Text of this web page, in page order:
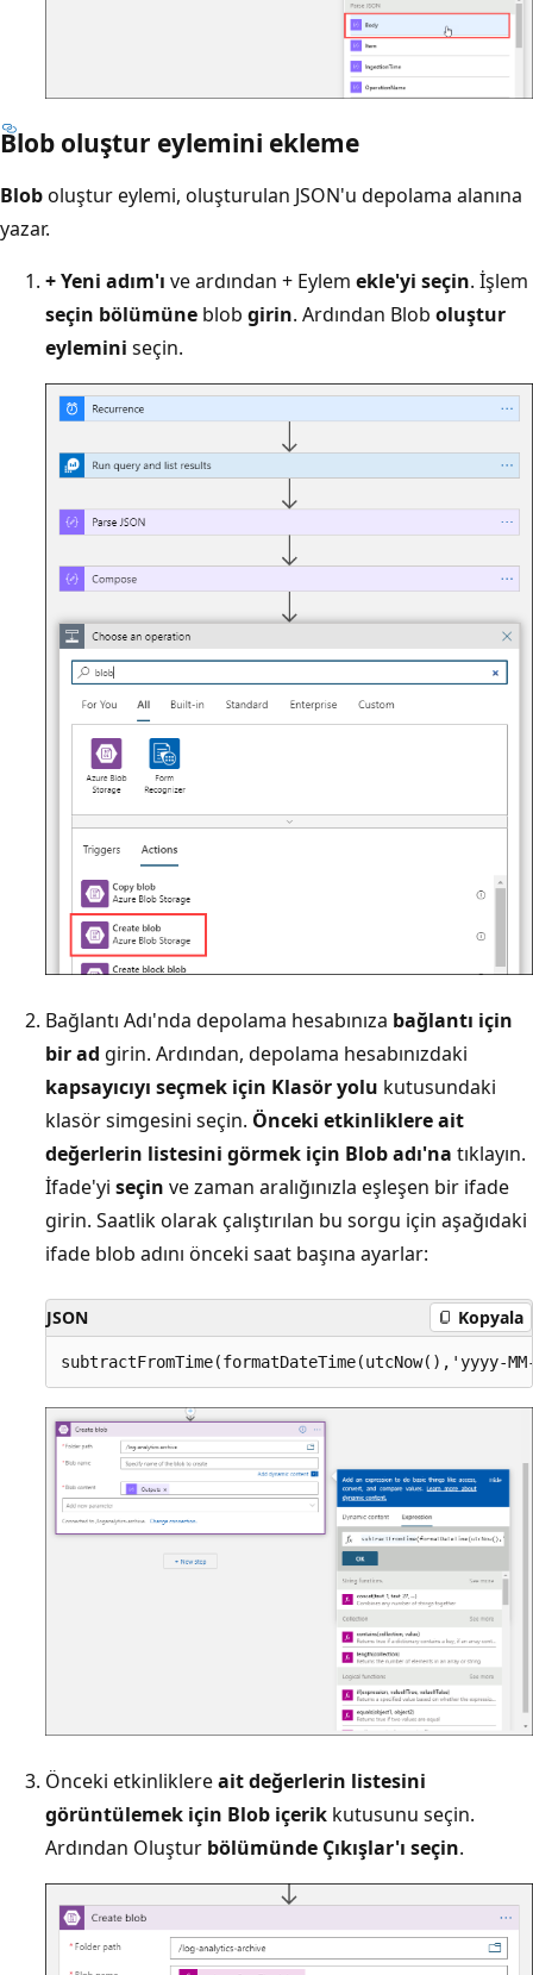
Blob oluştur eylemini ekleme
Bloboluştur eylemi, oluşturulan JSON'u depolama alanına
yazar.
+ Yeni adım'ı ve ardından + Eylem ekle'yi seçin. İşlem
seçin bölümüne blob girin. Ardından Blob oluştur
eylemini seçin.
Bağlantı Adı'nda depolama hesabınıza bağlantı için
bir ad girin. Ardından, depolama hesabınızdaki
kapsayıcıyı seçmek için Klasör yolu kutusundaki
klasör simgesini seçin. Önceki etkinliklere ait
değerlerin listesini görmek için Blob adı'na tıklayın.
İfade'yi seçin ve zaman aralığınızla eşleşen bir ifade
girin. Saatlik olarak çalıştırılan bu sorgu için aşağıdaki
ifade blob adını önceki saat başına ayarlar:
JSON Kopyala
Önceki etkinliklereait değerlerin listesini
görüntülemek için Blob içerik kutusunu seçin.
Ardından Oluştur bölümünde Çıkışlar'ı seçin.